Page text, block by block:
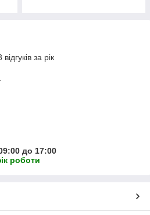
за рік
до 17:00
роботи